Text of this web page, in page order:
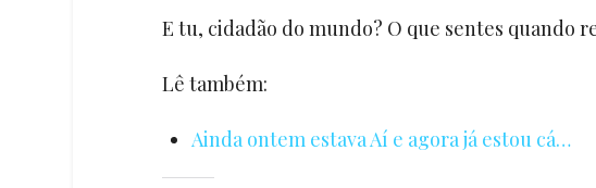
E tu, cidadão do mundo? O que sentes quando
Lê também:
Ainda ontem estava Aí e agora já estou cá…